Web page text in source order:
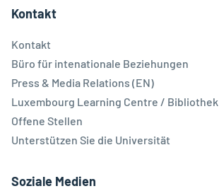
Kontakt
Kontakt
Büro für intenationale Beziehungen
Press & Media Relations (EN)
Luxembourg Learning Centre / Bibliothek
Offene Stellen
Unterstützen Sie die Universität
Soziale Medien